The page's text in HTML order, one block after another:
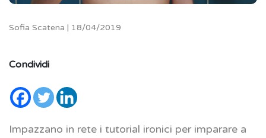
Sofia Scatena | 18/04/2019
Condividi
Impazzano in rete i tutorial ironici per imparare a